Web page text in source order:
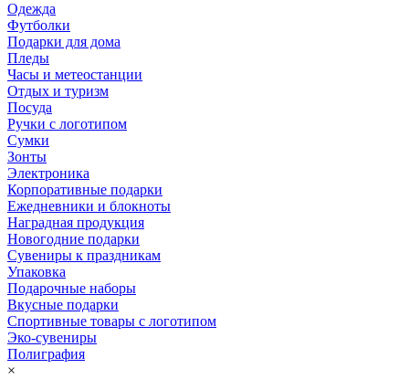
Одежда
Футболки
Подарки для дома
Пледы
Часы и метеостанции
Отдых и туризм
Посуда
Ручки с логотипом
Сумки
Зонты
Электроника
Корпоративные подарки
Ежедневники и блокноты
Наградная продукция
Новогодние подарки
Сувениры к праздникам
Упаковка
Подарочные наборы
Вкусные подарки
Спортивные товары с логотипом
Эко-сувениры
Полиграфия
×